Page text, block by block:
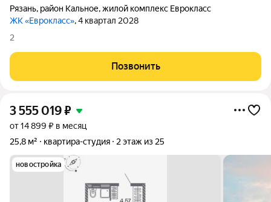
Рязань, район Кальное,жилой комплекс Еврокласс
ЖК «Еврокласс», 4 квартал 2028
2
Позвонить
3 555 019₽
от 14 899 ₽ в месяц
25,8 м²
квартира-студия 2 этаж из 25
новостройка